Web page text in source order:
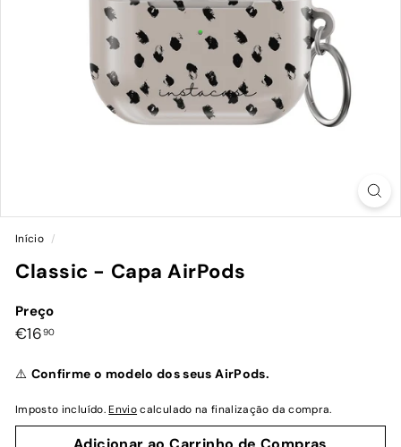
Início /
Classic - Capa AirPods
Preço
Preço
€1690€16,90
⚠️ Confirme o modelo dos seus AirPods.
Imposto incluído.Enviocalculado na finalização da compra.